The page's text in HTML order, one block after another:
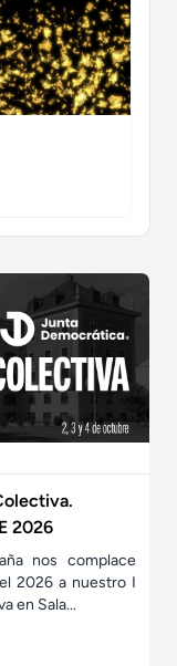
2026
nos complace
2026 a nuestro I
en Sala...